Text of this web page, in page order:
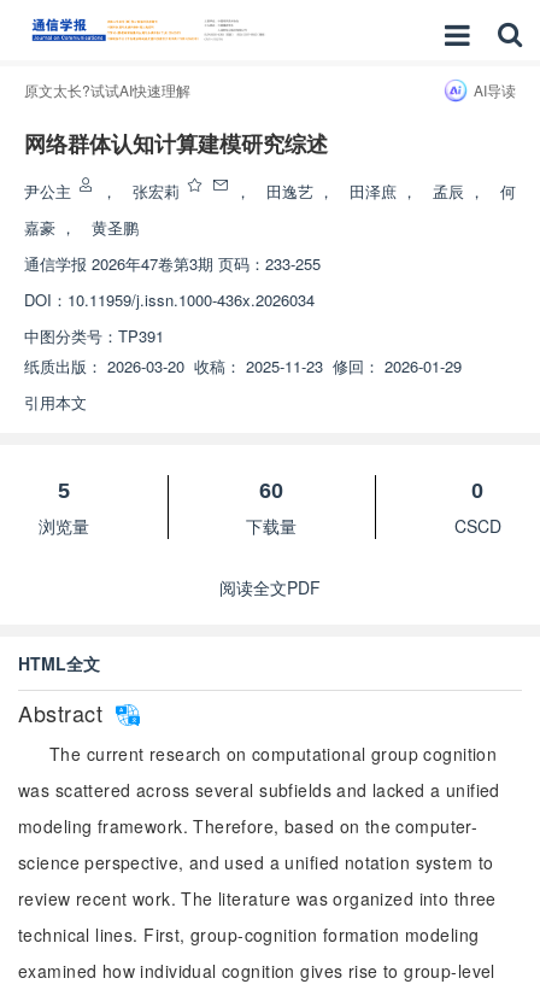
原文太长?试试AI快速理解 AI导读
网络群体认知计算建模研究综述
尹公主 ， 张宏莉 ， 田逸艺 ， 田泽庶 ， 孟辰 ，
何
嘉豪 ，
黄圣鹏
通信学报 2026年47卷第3期 页码：233-255
DOI： 10.11959/j.issn.1000-436x.2026034
中图分类号： TP391
纸质出版： 2026-03-20 收稿： 2025-11-23 修回： 2026-01-29
引用本文
5
浏览量
60
下载量
0
CSCD
阅读全文PDF
HTML全文
Abstract
The current research on computational group cognition
was scattered across several subfields and lacked a unified
modeling framework. Therefore, based on the computer-
science perspective, and used a unified notation system to
review recent work. The literature was organized into three
technical lines. First, group-cognition formation modeling
examined how individual cognition gives rise to group-level